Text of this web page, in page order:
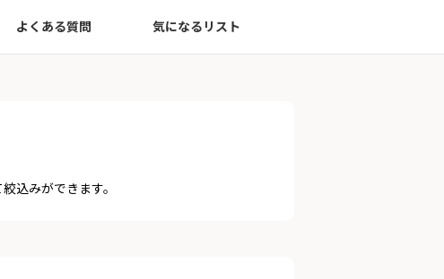
と
よくある質問 気になるリスト
込みができます。